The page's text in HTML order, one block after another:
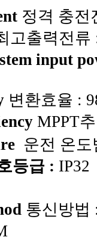
정격 충전
고출력전류
input
변환효율 :
MPPT
운전 온
등급 : IP32
통신방법